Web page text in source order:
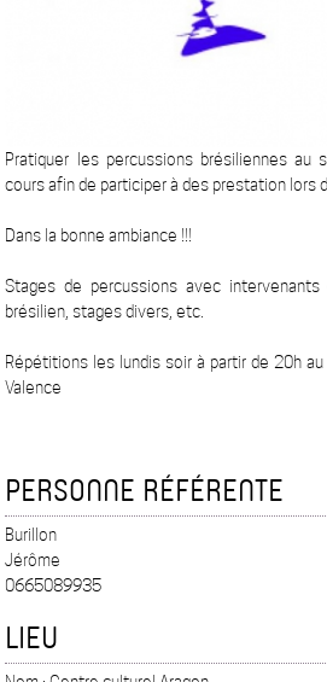
Pratiquer les percussions brésiliennes au
cours afin de participer à des prestation lors
Dans la bonne ambiance !!!
Stages de percussions avec
brésilien, stages divers, etc.
Répétitions les lundis soir à partir de 20h
Valence
PERSONNE RÉFÉRENTE
Burillon
Jérôme
0665089935
LIEU